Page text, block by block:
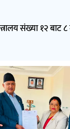
संख्या १२ बाट ८